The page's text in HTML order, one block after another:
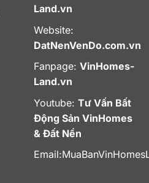
Land.vn
Website:
DatNenVenDo.com.vn
Fanpage: VinHomes-
Land.vn
Youtube: Tư Vấn Bất
Động Sản VinHomes
& Đất Nền
Email: